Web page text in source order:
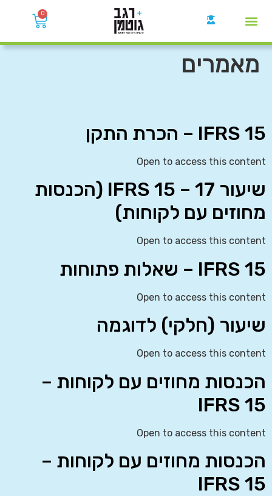
0
מאמרים
IFRS 15 – הכרת התקן
Open to access this content
שיעור 17 – IFRS 15 (הכנסות
מחוזים עם לקוחות)
Open to access this content
IFRS 15 – שאלות פתוחות
Open to access this content
שיעור (חלקי) לדוגמה
Open to access this content
הכנסות מחוזים עם לקוחות –
IFRS 15
Open to access this content
הכנסות מחוזים עם לקוחות –
IFRS 15